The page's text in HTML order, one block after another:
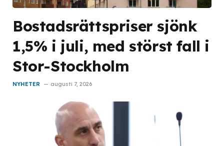
Bostadsrättspriser sjönk
1,5% i juli, med störst fall i
Stor-Stockholm
NYHETER augusti 7, 2026